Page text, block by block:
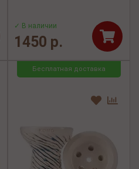
✓ В наличии
1450 р.
Бесплатная доставка